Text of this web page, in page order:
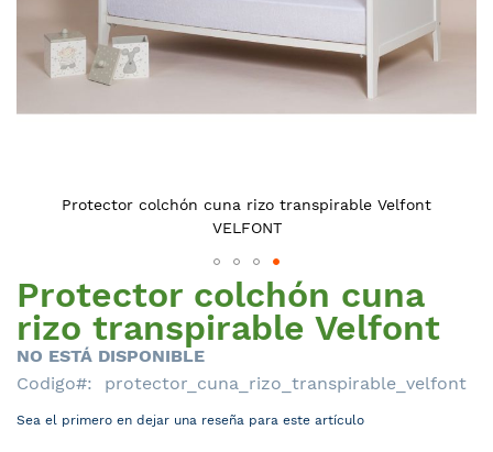
Protector colchón cuna
rizo transpirable Velfont
NO ESTÁ DISPONIBLE
Codigo
protector_cuna_rizo_transpirable_velfont
Sea el primero en dejar una reseña para este artículo
Protector colchón cuna rizo transpirable Velfont
VELFONT
Saltar
al
comienzo
de
la
galería